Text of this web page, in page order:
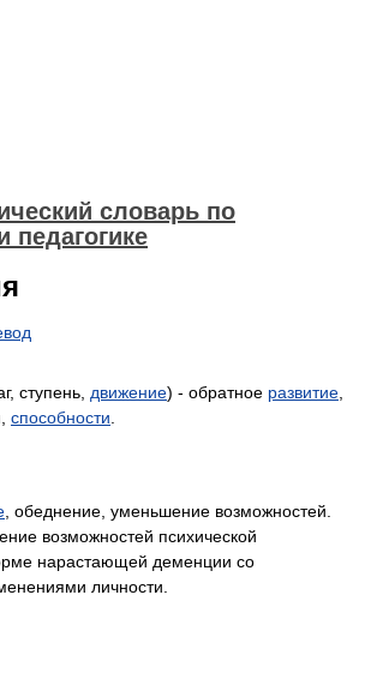
словарь по
педагогике
ступень, движение) - обратное развитие
способности
, обеднение, уменьшение возможностей.
возможностей психической
нарастающей деменции со
личности.